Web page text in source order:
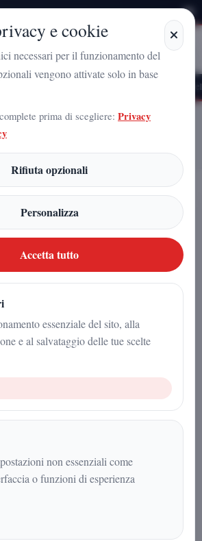
che sta costruendo il radicamento del
il Comitato Caserta 208: oltre 250
che guarda al futuro
ha fatto crescere il
208: oltre 250
leadership che guarda al
e cookie
necessari per il funzionamento del
vengono attivate solo in base
prima di scegliere: Privacy
Rifiuta opzionali
Personalizza
Accetta tutto
essenziale del sito, alla
e al salvataggio delle tue scelte
non essenziali come
o funzioni di esperienza